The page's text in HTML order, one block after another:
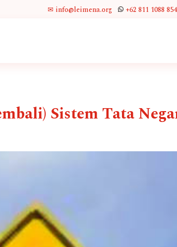
✉ info@leimena.org +62 811 1088 854
Sistem Tata